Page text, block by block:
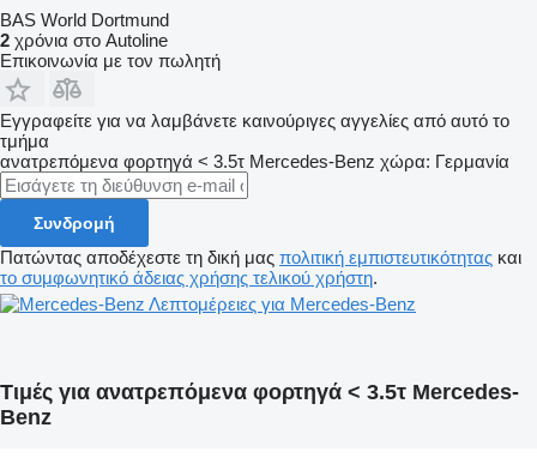
BAS World Dortmund
2 χρόνια στο Autoline
Επικοινωνία με τον πωλητή
Εγγραφείτε για να λαμβάνετε καινούριγες αγγελίες από αυτό το
τμήμα
ανατρεπόμενα φορτηγά < 3.5τ Mercedes-Benz χώρα: Γερμανία
Συνδρομή
Πατώντας αποδέχεστε τη δική μας πολιτική εμπιστευτικότητας και
το συμφωνητικό άδειας χρήσης τελικού χρήστη.
Λεπτομέρειες για Mercedes-Benz
Τιμές για ανατρεπόμενα φορτηγά < 3.5τ Mercedes-
Benz